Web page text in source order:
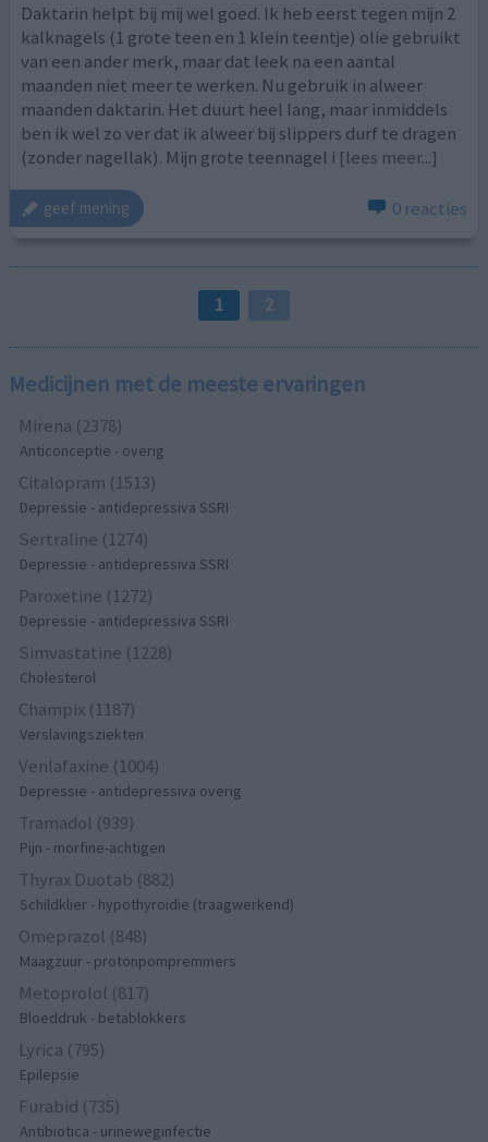
Daktarin helpt bij mij wel goed. Ik heb eerst tegen mijn 2
kalknagels (1 grote teen en 1 klein teentje) olie gebruikt
van een ander merk, maar dat leek na een aantal
maanden niet meer te werken. Nu gebruik in alweer
maanden daktarin. Het duurt heel lang, maar inmiddels
ben ik wel zo ver dat ik alweer bij slippers durf te dragen
(zonder nagellak). Mijn grote teennagel i [lees meer...]
geef mening 0 reacties
1 2
Medicijnen met de meeste ervaringen
Mirena (2378)
Anticonceptie - overig
Citalopram (1513)
Depressie - antidepressiva SSRI
Sertraline (1274)
Depressie - antidepressiva SSRI
Paroxetine (1272)
Depressie - antidepressiva SSRI
Simvastatine (1228)
Cholesterol
Champix (1187)
Verslavingsziekten
Venlafaxine (1004)
Depressie - antidepressiva overig
Tramadol (939)
Pijn - morfine-achtigen
Thyrax Duotab (882)
Schildklier - hypothyroidie (traagwerkend)
Omeprazol (848)
Maagzuur - protonpompremmers
Metoprolol (817)
Bloeddruk - betablokkers
Lyrica (795)
Epilepsie
Furabid (735)
Antibiotica - urineweginfectie